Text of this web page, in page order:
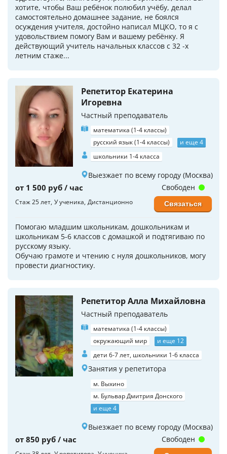
хотите, чтобы Ваш ребёнок полюбил учёбу, делал
самостоятельно домашнее задание, не боялся
осуждения учителя, достойно написал МЦКО, то я с
удовольствием помогу Вам и вашему ребёнку. Я
действующий учитель начальных классов с 32 -х
летним стаже...
Репетитор Екатерина
Игоревна
Частный преподаватель
математика (1-4 классы)
русский язык (1-4 классы)
и еще 4
школьники 1-4 класса
Выезжает по всему городу (Москва)
от 1 500 руб / час
Стаж 25 лет У ученика Дистанционно
Помогаю младшим школьникам, дошкольникам и
школьникам 5-6 классов с домашкой и подтягиваю по
русскому языку.
Обучаю грамоте и чтению с нуля дошкольников, могу
провести диагностику.
Свободен
Связаться
Репетитор Алла Михайловна
Частный преподаватель
математика (1-4 классы)
окружающий мир
и еще 12
дети 6-7 лет, школьники 1-6 класса
Занятия у репетитора
м. Выхино
м. Бульвар Дмитрия Донского
и еще 4
Выезжает по всему городу (Москва)
от 850 руб / час Свободен